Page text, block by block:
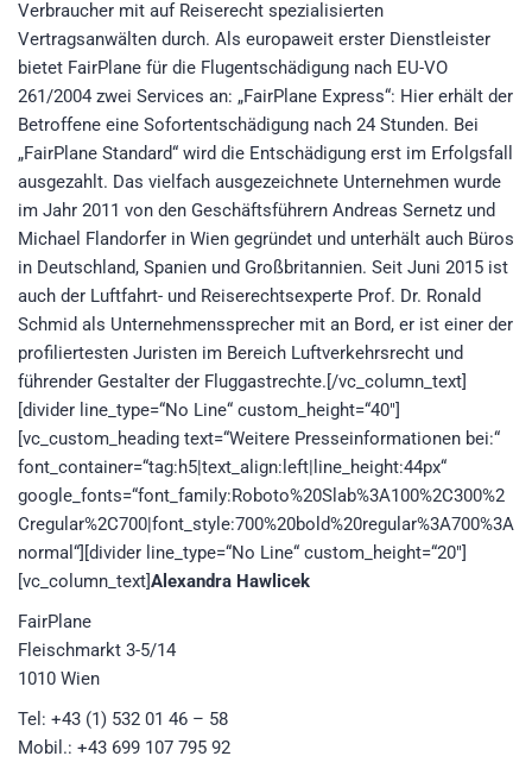
Verbraucher mit auf Reiserecht spezialisierten
Vertragsanwälten durch. Als europaweit erster Dienstleister
bietet FairPlane für die Flugentschädigung nach EU-VO
261/2004 zwei Services an: „FairPlane Express“: Hier erhält der
Betroffene eine Sofortentschädigung nach 24 Stunden. Bei
„FairPlane Standard“ wird die Entschädigung erst im Erfolgsfall
ausgezahlt. Das vielfach ausgezeichnete Unternehmen wurde
im Jahr 2011 von den Geschäftsführern Andreas Sernetz und
Michael Flandorfer in Wien gegründet und unterhält auch Büros
in Deutschland, Spanien und Großbritannien. Seit Juni 2015 ist
auch der Luftfahrt- und Reiserechtsexperte Prof. Dr. Ronald
Schmid als Unternehmenssprecher mit an Bord, er ist einer der
profiliertesten Juristen im Bereich Luftverkehrsrecht und
führender Gestalter der Fluggastrechte.[/vc_column_text]
[divider line_type=“No Line“ custom_height=“40″]
[vc_custom_heading text=“Weitere Presseinformationen bei:“
font_container=“tag:h5|text_align:left|line_height:44px“
google_fonts=“font_family:Roboto%20Slab%3A100%2C300%2
Cregular%2C700|font_style:700%20bold%20regular%3A700%3A
normal“][divider line_type=“No Line“ custom_height=“20″]
[vc_column_text]Alexandra Hawlicek
FairPlane
Fleischmarkt 3-5/14
1010 Wien
Tel: +43 (1) 532 01 46 – 58
Mobil.: +43 699 107 795 92